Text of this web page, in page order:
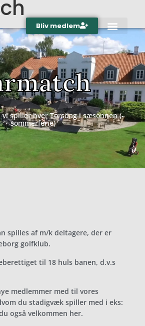
Bliv medlem
spiller hver Torsdag i sæsonnen (-
sommerferie)
spilles af m/k deltagere, der er
golfklub.
til 18 huls banen, d.v.s
medlemmer med til vores
du stadigvæk spiller med i eks:
også velkommen her.